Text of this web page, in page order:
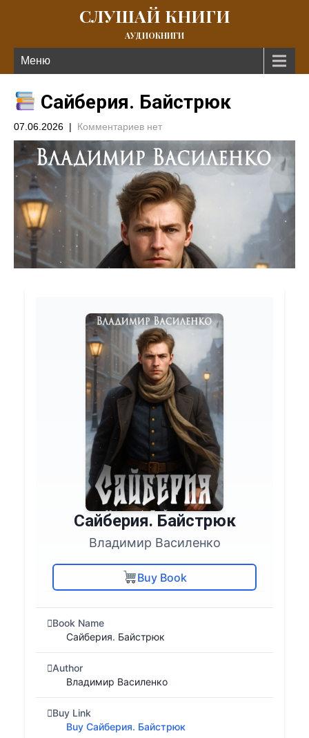
СЛУШАЙ КНИГИ
АУДИОКНИГИ
Меню
Сайберия. Байстрюк
07.06.2026 | Комментариев нет
Сайберия. Байстрюк
Владимир Василенко
Buy Book
Book Name
Сайберия. Байстрюк
Author
Владимир Василенко
Buy Link
Buy Сайберия. Байстрюк